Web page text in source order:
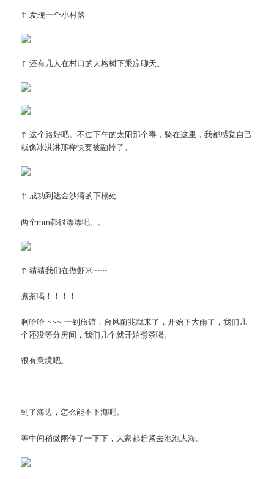
↑ 发现一个小村落
↑ 还有几人在村口的大榕树下乘凉聊天。
↑ 这个路好吧。不过下午的太阳那个毒，骑在这里，我都感觉自己
就像冰淇淋那样快要被融掉了。
↑ 成功到达金沙湾的下榻处
两个mm都很漂漂吧。。
↑ 猜猜我们在做虾米~~~
煮茶喝！！！！
啊哈哈 ~~~ 一到旅馆，台风前兆就来了，开始下大雨了，我们几
个还没等分房间，我们几个就开始煮茶喝。
很有意境吧。
到了海边，怎么能不下海呢。
等中间稍微雨停了一下下，大家都赶紧去泡泡大海。